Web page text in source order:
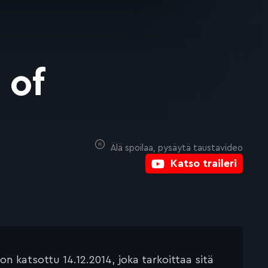
Katso traileri
Älä spoilaa, pysäytä taustavideo
of
katsottu 14.12.2014, joka tarkoittaa sitä